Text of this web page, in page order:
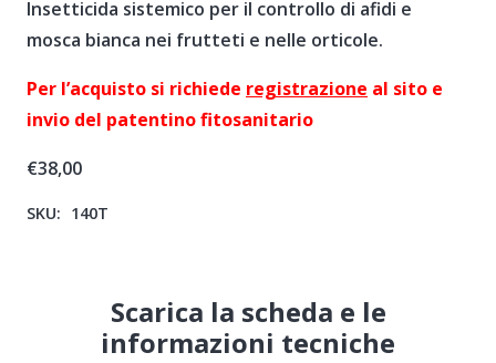
Insetticida sistemico per il controllo di afidi e
mosca bianca nei frutteti e nelle orticole.
Per l’acquisto si richiede registrazione al sito e
invio del patentino fitosanitario
€38,00
SKU: 140T
Scarica la scheda e le
informazioni tecniche